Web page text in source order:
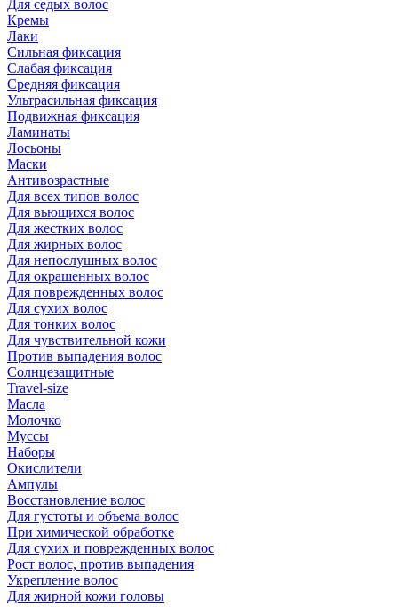
Для седых волос
Кремы
Лаки
Сильная фиксация
Слабая фиксация
Средняя фиксация
Ультрасильная фиксация
Подвижная фиксация
Ламинаты
Лосьоны
Маски
Антивозрастные
Для всех типов волос
Для вьющихся волос
Для жестких волос
Для жирных волос
Для непослушных волос
Для окрашенных волос
Для поврежденных волос
Для сухих волос
Для тонких волос
Для чувствительной кожи
Против выпадения волос
Солнцезащитные
Travel-size
Масла
Молочко
Муссы
Наборы
Окислители
Ампулы
Восстановление волос
Для густоты и объема волос
При химической обработке
Для сухих и поврежденных волос
Рост волос, против выпадения
Укрепление волос
Для жирной кожи головы